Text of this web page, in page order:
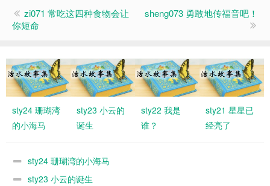
zi071 常吃这四种食物会让
你短命
sheng073 勇敢地传福音吧！
sty24 珊瑚湾
的小海马
sty23 小云的
诞生
sty22 我是
谁？
sty21 星星已
经亮了
sty24 珊瑚湾的小海马
sty23 小云的诞生